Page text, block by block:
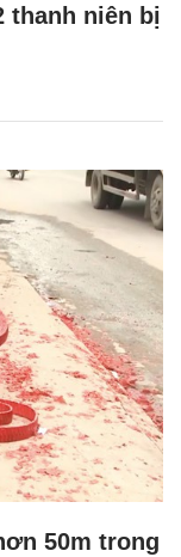
thanh niên bị
50m trong